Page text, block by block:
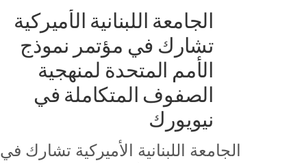
الجامعة اللبنانية الأميركية
تشارك في مؤتمر نموذج
الأمم المتحدة لمنهجية
الصفوف المتكاملة في
نيويورك
الجامعة اللبنانية الأميركية تشارك في